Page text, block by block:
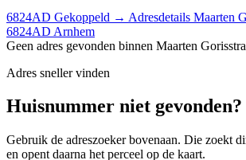
6824AD Gekoppeld → Adresdetails Maarten
6824AD Arnhem
Geen adres gevonden binnen Maarten
Adres sneller vinden
Huisnummer niet gevonden?
Gebruik de adreszoeker bovenaan. Die zoekt
en opent daarna het perceel op de kaart.